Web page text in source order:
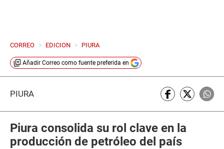
CORREO > EDICION > PIURA
Añadir Correo como fuente preferida en
PIURA
Piura consolida su rol clave en la
producción de petróleo del país